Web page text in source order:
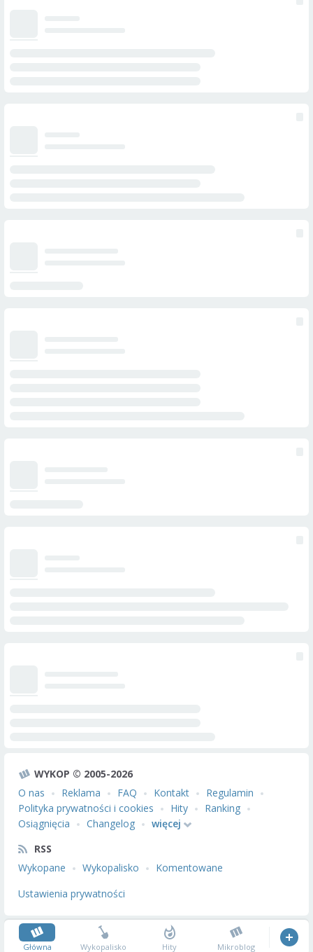
WYKOP © 2005-2026
O nas
Reklama FAQ Kontakt
Regulamin
Polityka prywatności i cookies
Hity
Ranking
Osiągnięcia
Changelog
więcej
RSS
Wykopane
Wykopalisko
Komentowane
Ustawienia prywatności
Główna Wykopalisko Hity Mikroblog